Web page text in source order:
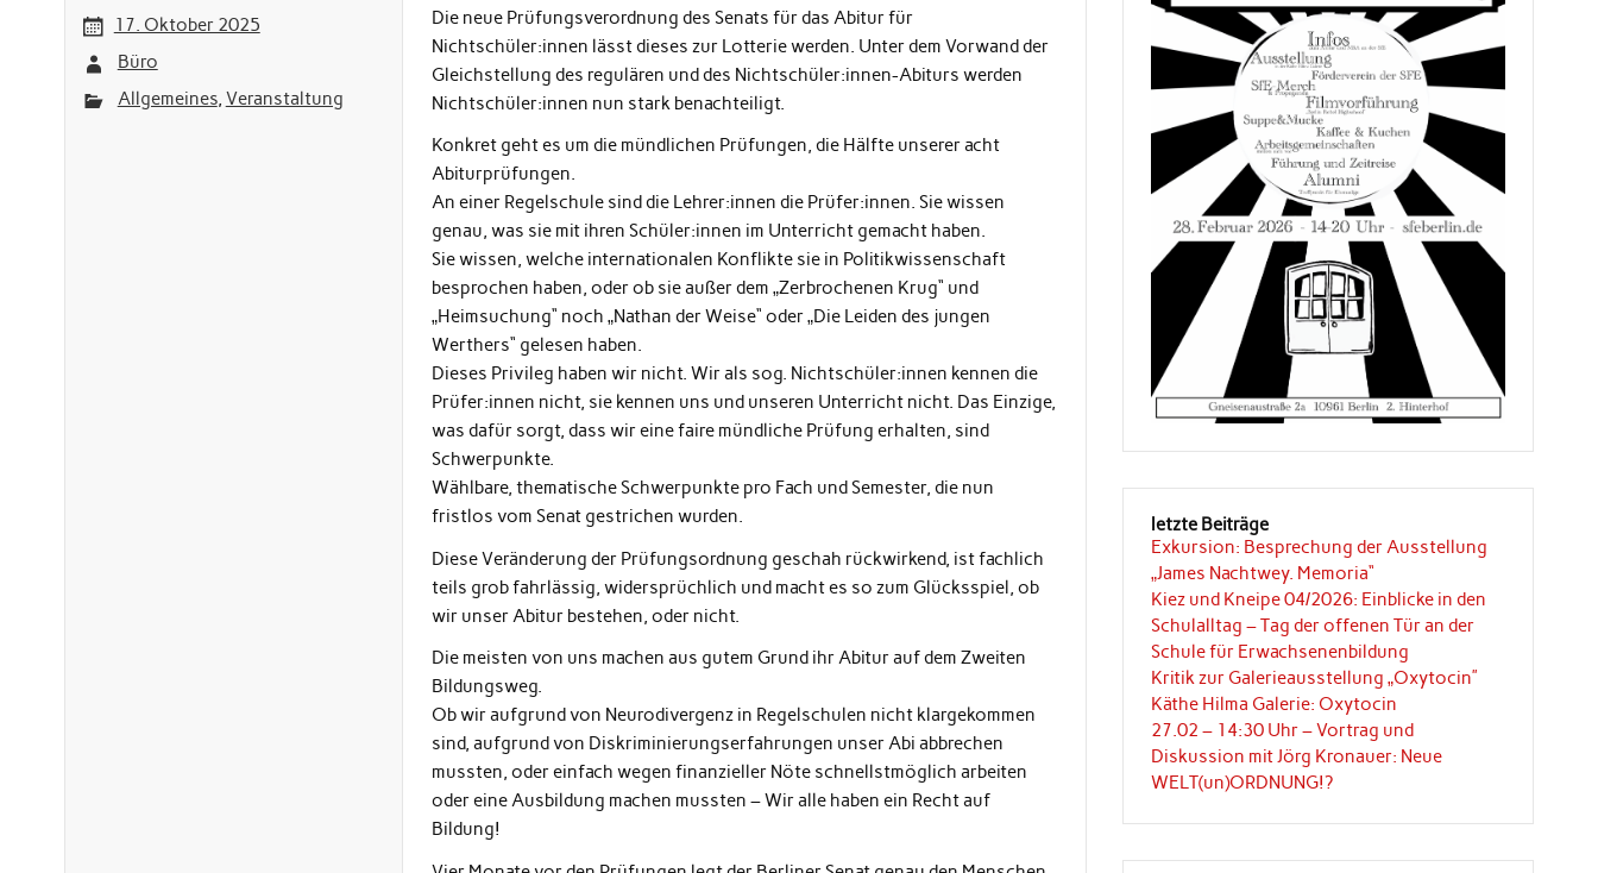
17. Oktober 2025
Büro
Allgemeines, Veranstaltung
Die neue Prüfungsverordnung des Senats für das Abitur für
Nichtschüler:innen lässt dieses zur Lotterie werden. Unter dem Vorwand der
Gleichstellung des regulären und des Nichtschüler:innen-Abiturs werden
Nichtschüler:innen nun stark benachteiligt.
Konkret geht es um die mündlichen Prüfungen, die Hälfte unserer acht
Abiturprüfungen.
An einer Regelschule sind die Lehrer:innen die Prüfer:innen. Sie wissen
genau, was sie mit ihren Schüler:innen im Unterricht gemacht haben.
Sie wissen, welche internationalen Konflikte sie in Politikwissenschaft
besprochen haben, oder ob sie außer dem „Zerbrochenen Krug“ und
„Heimsuchung“ noch „Nathan der Weise“ oder „Die Leiden des jungen
Werthers“ gelesen haben.
Dieses Privileg haben wir nicht. Wir als sog. Nichtschüler:innen kennen die
Prüfer:innen nicht, sie kennen uns und unseren Unterricht nicht. Das Einzige,
was dafür sorgt, dass wir eine faire mündliche Prüfung erhalten, sind
Schwerpunkte.
Wählbare, thematische Schwerpunkte pro Fach und Semester, die nun
fristlos vom Senat gestrichen wurden.
Diese Veränderung der Prüfungsordnung geschah rückwirkend, ist fachlich
teils grob fahrlässig, widersprüchlich und macht es so zum Glücksspiel, ob
wir unser Abitur bestehen, oder nicht.
Die meisten von uns machen aus gutem Grund ihr Abitur auf dem Zweiten
Bildungsweg.
Ob wir aufgrund von Neurodivergenz in Regelschulen nicht klargekommen
sind, aufgrund von Diskriminierungserfahrungen unser Abi abbrechen
mussten, oder einfach wegen finanzieller Nöte schnellstmöglich arbeiten
oder eine Ausbildung machen mussten – Wir alle haben ein Recht auf
Bildung!
letzte Beiträge
Exkursion: Besprechung der Ausstellung
„James Nachtwey. Memoria“
Kiez und Kneipe 04/2026: Einblicke in den
Schulalltag – Tag der offenen Tür an der
Schule für Erwachsenenbildung
Kritik zur Galerieausstellung „Oxytocin”
Käthe Hilma Galerie: Oxytocin
27.02 – 14:30 Uhr – Vortrag und
Diskussion mit Jörg Kronauer: Neue
WELT(un)ORDNUNG!?